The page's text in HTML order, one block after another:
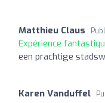
Matthieu Claus
Expérience
een prachtige
Karen Vanduffel